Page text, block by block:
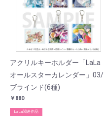
アクリルキーホルダー「LaLa
オールスターカレンダー」03/
ブラインド(6種)
￥880
LaLa関連作品